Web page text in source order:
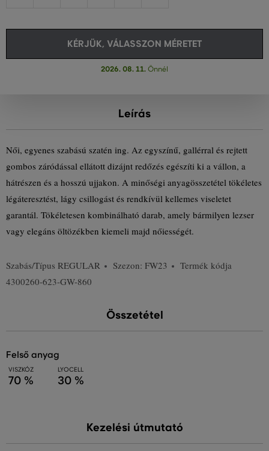
KÉRJÜK, VÁLASSZON MÉRETET
2026. 08. 11. Önnél
Leírás
Női, egyenes szabású szatén ing. Az egyszínű, gallérral és rejtett
gombos záródással ellátott dizájnt redőzés egészíti ki a vállon, a
hátrészen és a hosszú ujjakon. A minőségi anyagösszetétel tökéletes
légáteresztést, lágy csillogást és rendkívül kellemes viseletet
garantál. Tökéletesen kombinálható darab, amely bármilyen lezser
vagy elegáns öltözékben kiemeli majd nőiességét.
Szabás/Típus REGULAR Szezon: FW23
Termék kódja
4300260-623-GW-860
Összetétel
felső anyag
VISZKÓZ
70 %
LYOCELL
30 %
Kezelési útmutató